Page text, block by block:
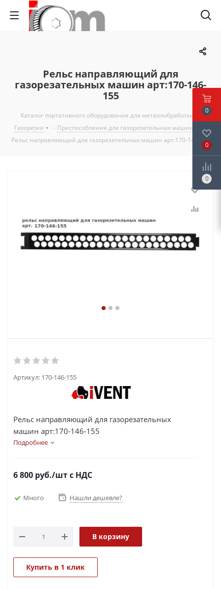
Рельс направляющий для
газорезательных машин арт:170-146-
155
Каталог портативного оборудования для металлобработки
Газорезки
- Приспособления для газорезательных машин
-
Рельс направляющий для газорезательных машин арт:170-146-155
Артикул: 170-146-155
Рельс направляющий для газорезательных
машин арт:170-146-155
Подробнее
6 800 руб./штс НДС
Много Нашли дешевле?
В корзину
Купить в 1 клик
0
0
0